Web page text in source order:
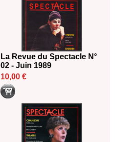
La Revue du Spectacle N°
02 - Juin 1989
10,00 €